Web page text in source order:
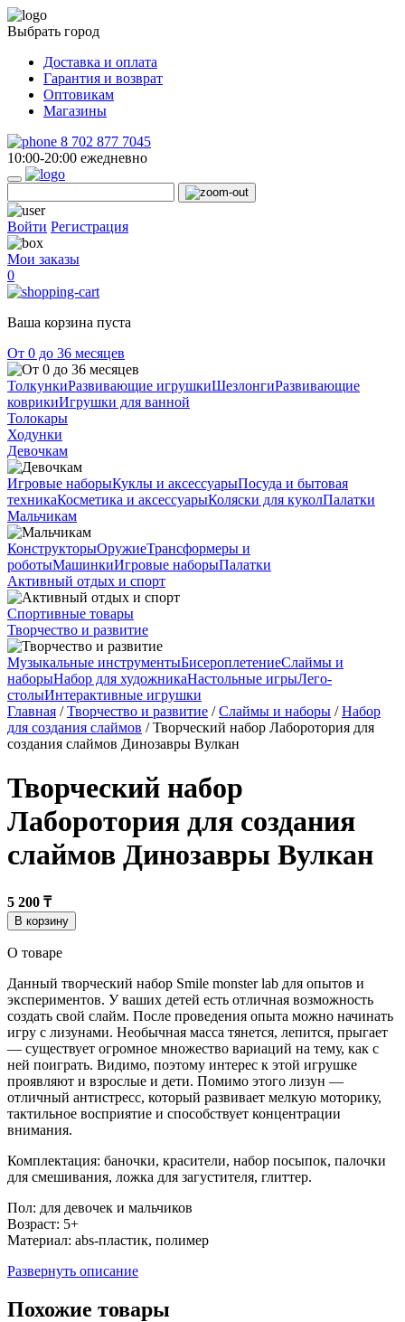
Выбрать город
Доставка и оплата
Гарантия и возврат
Оптовикам
Магазины
8 702 877 7045
10:00-20:00 ежедневно
Войти Регистрация
Мои заказы
0
Ваша корзина пуста
От 0 до 36 месяцев
ТолкункиРазвивающие игрушкиШезлонгиРазвивающие
коврикиИгрушки для ванной
Толокары
Ходунки
Девочкам
Игровые наборыКуклы и аксессуарыПосуда и бытовая
техникаКосметика и аксессуарыКоляски для куколПалатки
Мальчикам
КонструкторыОружиеТрансформеры и
роботыМашинкиИгровые наборыПалатки
Активный отдых и спорт
Спортивные товары
Творчество и развитие
Музыкальные инструментыБисероплетениеСлаймы и
наборыНабор для художникаНастольные игрыЛего-
столыИнтерактивные игрушки
Главная /Творчество и развитие /Слаймы и наборы /Набор
для создания слаймов / Творческий набор Лаборотория для
создания слаймов Динозавры Вулкан
Творческий набор
Лаборотория для создания
слаймов Динозавры Вулкан
5 200 ₸
В корзину
О товаре
Данный творческий набор Smile monster lab для опытов и
экспериментов. У ваших детей есть отличная возможность
создать свой слайм. После проведения опыта можно начинать
игру с лизунами. Необычная масса тянется, лепится, прыгает
— существует огромное множество вариаций на тему, как с
ней поиграть. Видимо, поэтому интерес к этой игрушке
проявляют и взрослые и дети. Помимо этого лизун —
отличный антистресс, который развивает мелкую моторику,
тактильное восприятие и способствует концентрации
внимания.
Комплектация: баночки, красители, набор посыпок, палочки
для смешивания, ложка для загустителя, глиттер.
Пол: для девочек и мальчиков
Возраст: 5+
Материал: abs-пластик, полимер
Развернуть описание
Похожие товары